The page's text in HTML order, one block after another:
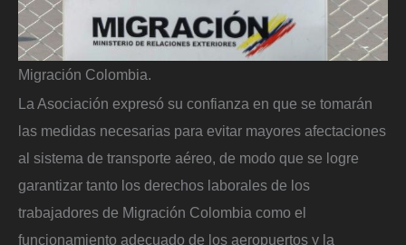
Migración Colombia.
La Asociación expresó su confianza en que se tomarán
las medidas necesarias para evitar mayores afectaciones
al sistema de transporte aéreo, de modo que se logre
garantizar tanto los derechos laborales de los
trabajadores de Migración Colombia como el
funcionamiento adecuado de los aeropuertos y la